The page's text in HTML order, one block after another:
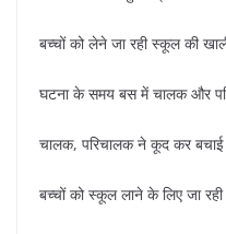
o
o
k
p
p
बच्चों को लेने जा रही स्कूल की
घटना के समय बस में चालक और
चालक, परिचालक ने कूद कर
बच्चों को स्कूल लाने के लिए जा